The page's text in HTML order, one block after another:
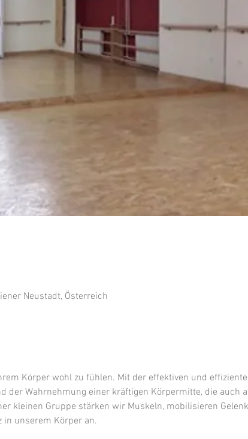
Neustadt, Österreich
Körper wohl zu fühlen. Mit der effektiven und
der Wahrnehmung einer kräftigen Körpermitte, die auch
kleinen Gruppe stärken wir Muskeln, mobilisieren
in unserem Körper an.